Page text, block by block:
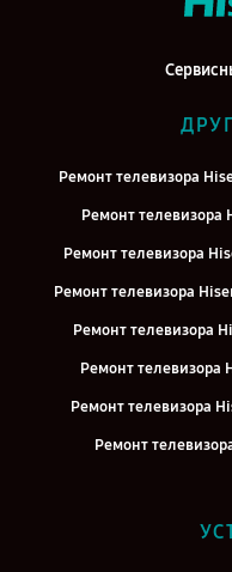
Ремонт телевизора
Ремонт телевизора
Ремонт телевизора
Ремонт телевизора
Ремонт телевизора
Ремонт телевизора
Ремонт телевизора
Ремонт
Ремонт